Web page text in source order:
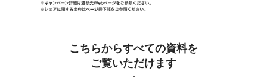
こちらからすべての資料を
ご覧いただけます